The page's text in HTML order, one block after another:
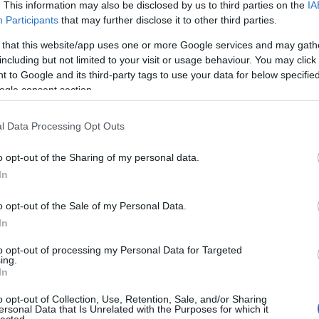
This information may also be disclosed by us to third parties on the
Participants that may further disclose it to other third parties.
that this website/app uses one or more Google services and may
but not limited to your visit or usage behaviour. You may
to Google and its third-party tags to use your data for below
consent section.
Data Processing Opt Outs
opt-out of the Sharing of my personal data.
opt-out of the Sale of my Personal Data.
opt-out of processing my Personal Data for Targeted
opt-out of Collection, Use, Retention, Sale, and/or Sharing
Data that Is Unrelated with the Purposes for which it
1
(
ár
)